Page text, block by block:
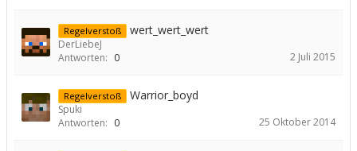
Regelverstoß wert_wert_wert
DerLiebeJ
Antworten: 0 2 Juli 2015
Regelverstoß Warrior_boyd
Spuki
Antworten: 0 25 Oktober 2014